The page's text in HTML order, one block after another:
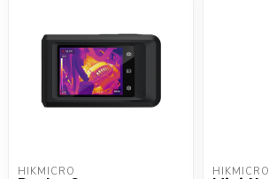
HIKMICRO HIKMICRO